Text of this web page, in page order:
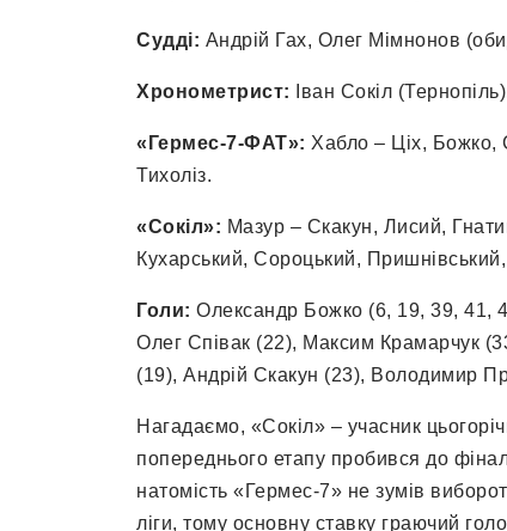
Судді: Андрій Гах, Олег Мімнонов
Хронометрист: Іван Сокіл
«Гермес-7-ФАТ»: Хабло – Ціх, Божко,
Тихоліз.
«Сокіл»: Мазур – Скакун, Лисий,
Кухарський, Сороцький,
Голи: Олександр Божко (6, 19, 39, 41,
Олег Співак (22), Максим Крамарчук
(19), Андрій Скакун (23), Володимир
Нагадаємо, «Сокіл» – учасник
попереднього етапу пробився до
натомість «Гермес-7» не зумів
ліги, тому основну ставку граючий